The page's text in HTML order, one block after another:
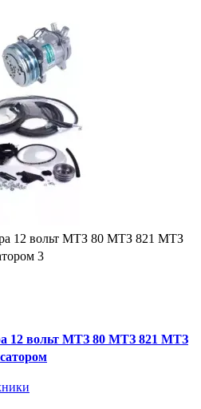
12 вольт МТЗ 80 МТЗ 821 МТЗ